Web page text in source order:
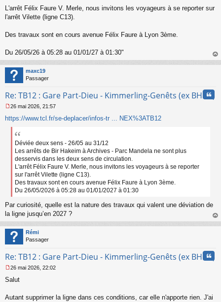
L'arrêt Félix Faure V. Merle, nous invitons les voyageurs à se reporter sur
l'arrêt Vilette (ligne C13).
Des travaux sont en cours avenue Félix Faure à Lyon 3ème.
Du 26/05/26 à 05:28 au 01/01/27 à 01:30"
au
maxc19
Passager
Re: TB12 : Gare Part-Dieu - Kimmerling-Genêts (ex BHNS)
e
s
26 mai 2026, 21:57
https://www.tcl.fr/se-deplacer/infos-tr ... NEX%3ATB12
Déviée deux sens - 26/05 au 31/12
Les arrêts de Bir Hakeim à Archives - Parc Mandela ne sont plus
desservis dans les deux sens de circulation.
L'arrêt Félix Faure V. Merle, nous invitons les voyageurs à se reporter
sur l'arrêt Vilette (ligne C13).
Des travaux sont en cours avenue Félix Faure à Lyon 3ème.
Du 26/05/2026 à 05:28 au 01/01/2027 à 01:30
Par curiosité, quelle est la nature des travaux qui valent une déviation de
la ligne jusqu’en 2027 ?
au
Rémi
Passager
Re: TB12 : Gare Part-Dieu - Kimmerling-Genêts (ex BHNS)
e
s
26 mai 2026, 22:02
Salut
Autant supprimer la ligne dans ces conditions, car elle n'apporte rien. J'ai